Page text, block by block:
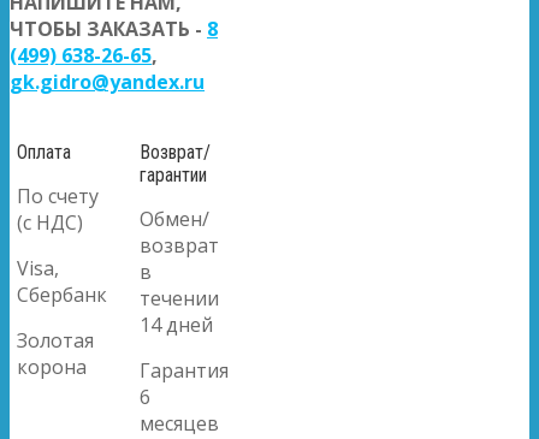
ЧТОБЫ ЗАКАЗАТЬ - 8
(499) 638-26-65,
gk.gidro@yandex.ru
Оплата
По счету
(с НДС)
Visa,
Сбербанк
Золотая
корона
Возврат/
гарантии
Обмен/
возврат
в
течении
14 дней
Гарантия
6
месяцев